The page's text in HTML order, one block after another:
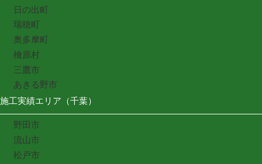
日の出町
瑞穂町
奥多摩町
檜原村
三鷹市
あきる野市
施工実績エリア（千葉）
野田市
流山市
松戸市